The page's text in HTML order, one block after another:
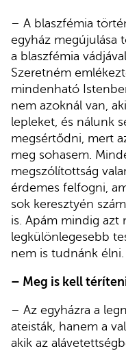
– A blaszfémia
egyház megújulása
a blaszfémia
Szeretném
mindenható
nem azoknál van,
lepleket, és nálunk
megsértődni, mert
meg sohasem.
megszólítottság
érdemes felfogni,
sok keresztyén
is. Apám mindig azt
legkülönlegesebb
nem is tudnánk élni.
– Meg is kell
– Az egyházra a
ateisták, hanem a
akik az